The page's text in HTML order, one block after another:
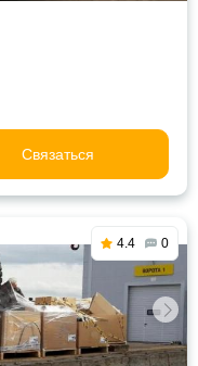
Связаться
4.4 0